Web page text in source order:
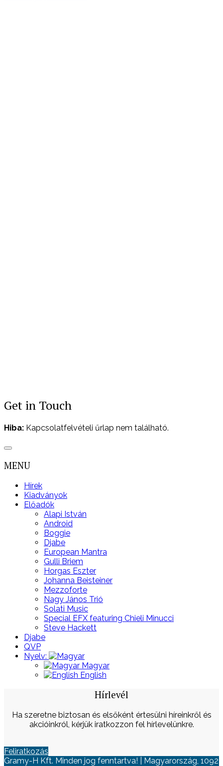
Get in Touch
Hiba: Kapcsolatfelvételi űrlap nem található.
MENU
Hírek
Kiadványok
Előadók
Alapi István
Android
Boggie
Djabe
European Mantra
Gulli Briem
Horgas Eszter
Johanna Beisteiner
Mezzoforte
Nagy János Trió
Solati Music
Special EFX featuring Chieli Minucci
Steve Hackett
Djabe
QVP
Nyelv:
Magyar
English
Hírlevél
Ha szeretne biztosan és elsőként értesülni híreinkről és
akcióinkról, kérjük iratkozzon fel hírlevelünkre.
Feliratkozás
Gramy-H Kft. Minden jog fenntartva! | Magyarország, 1092